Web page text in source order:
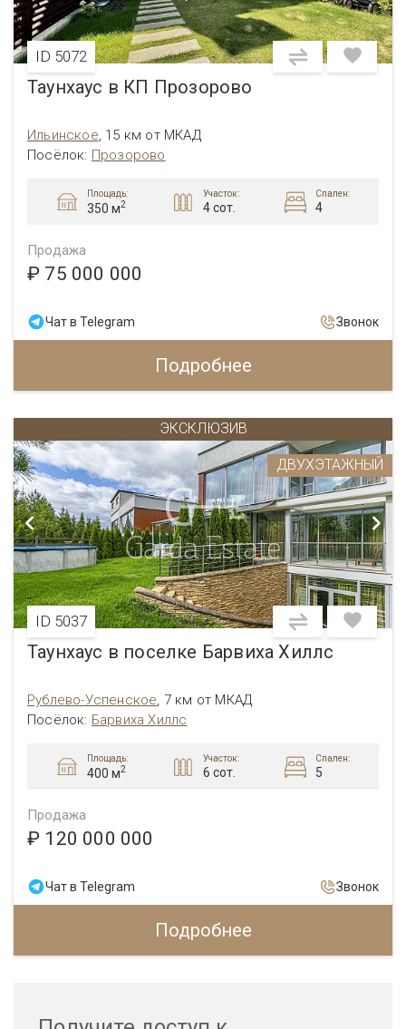
ID 5072
Таунхаус в КП Прозорово
Ильинское, 15 км от МКАД
Посёлок: Прозорово
Площадь:
350 м2
Участок:
4 сот.
Спален:
4
Продажа
₽ 75 000 000
Чат в Telegram Звонок
Подробнее
ЭКСКЛЮЗИВ
ДВУХЭТАЖНЫЙ
ID 5037
Таунхаус в поселке Барвиха Хиллс
Рублево-Успенское, 7 км от МКАД
Посёлок: Барвиха Хиллс
Площадь:
400 м2
Участок:
6 сот.
Спален:
5
Продажа
₽ 120 000 000
Чат в Telegram Звонок
Подробнее